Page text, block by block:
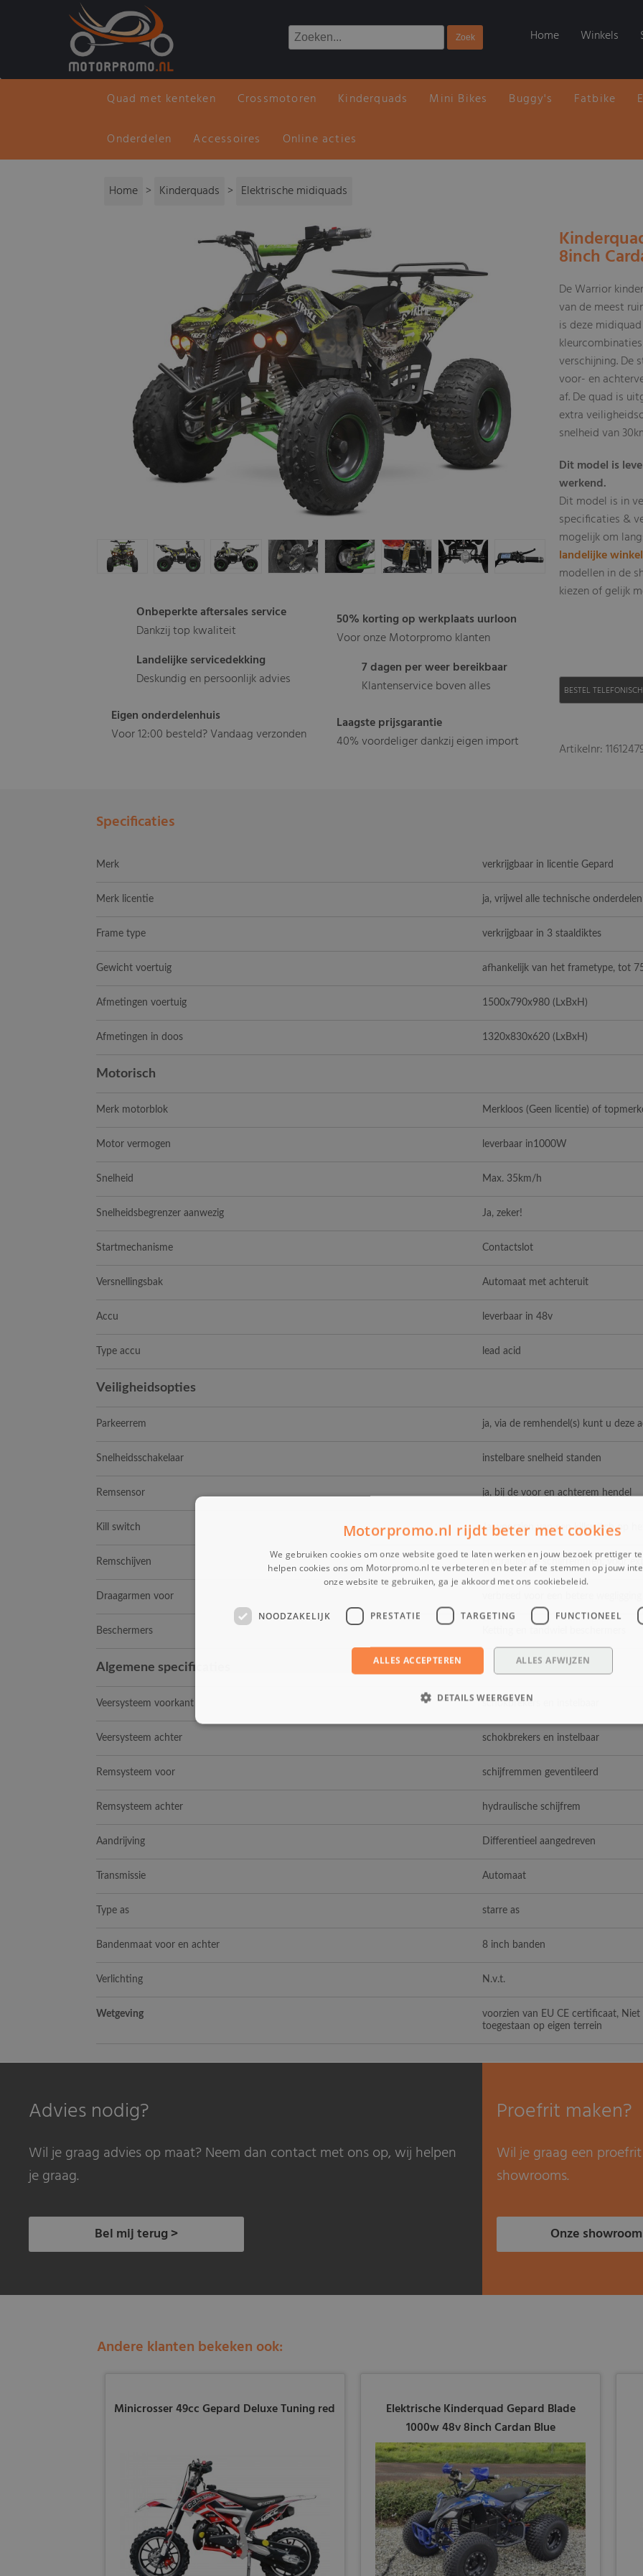
Home Winkels
Quad met kenteken Crossmotoren Kinderquads Mini Bikes Buggy's Fatbike
Onderdelen Accessoires Online acties
Home > Kinderquads > Elektrische midiquads
Onbeperkte aftersales service
Dankzij top kwaliteit
Landelijke servicedekking
Deskundig en persoonlijk advies
Eigen onderdelenhuis
Voor 12:00 besteld? Vandaag verzonden
50% korting op werkplaats uurloon
Voor onze Motorpromo klanten
7 dagen per weer bereikbaar
Klantenservice boven alles
Laagste prijsgarantie
40% voordeliger dankzij eigen import
8inch
De Warrior
van de meest
is deze
verschijning. De
voor- en
af. De quad is
extra
snelheid van
Dit model is
werkend.
Dit model is in
specificaties &
mogelijk om
landelijke
modellen in de
kiezen of gelijk
BESTEL TELEFONISCH
Artikelnr:
Specificaties
Merk verkrijgbaar in licentie Gepard
Merk licentie ja, vrijwel alle technische
Frame type verkrijgbaar in 3 staaldiktes
Gewicht voertuig afhankelijk van het frametype, tot
Afmetingen voertuig 1500x790x980 (LxBxH)
Afmetingen in doos 1320x830x620 (LxBxH)
Motorisch
Merk motorblok Merkloos (Geen licentie) of
Motor vermogen leverbaar in1000W
Snelheid Max. 35km/h
Snelheidsbegrenzer aanwezig Ja, zeker!
Startmechanisme Contactslot
Versnellingsbak Automaat met achteruit
Accu leverbaar in 48v
Type accu lead acid
Veiligheidsopties
Parkeerrem ja, via de remhendel(s) kunt u deze
Snelheidsschakelaar instelbare snelheid standen
Remsensor ja, bij de voor en achterem hendel
Kill switch Ja, voorzien van een killswitch op
Remschijven Hydraulische schijfremmen, voor
Draagarmen voor verbreed voor een betere
Beschermers
Algemene specificaties
Veersysteem voorkant schokbrekers en instelbaar
Veersysteem achter schokbrekers en instelbaar
Remsysteem voor schijfremmen geventileerd
Remsysteem achter hydraulische schijfrem
Aandrijving Differentieel aangedreven
Transmissie Automaat
Type as starre as
Bandenmaat voor en achter 8 inch banden
Verlichting N.v.t.
Wetgeving
voorzien van EU CE certificaat,
toegestaan op eigen terrein
Advies nodig?
Wil je graag advies op maat? Neem dan contact met ons op, wij helpen
je graag.
Bel mij terug >
Proefrit maken?
Wil je graag een
showrooms.
Onze
Andere klanten bekeken ook:
Minicrosser 49cc Gepard Deluxe Tuning red
Elektrische Kinderquad Gepard Blade
1000w 48v 8inch Cardan Blue
Motorpromo.nl rijdt beter met cookies
We gebruiken cookies om onze website goed te laten werken en jouw bezoek prettiger
helpen cookies ons om Motorpromo.nl te verbeteren en beter af te stemmen op jouw
onze website te gebruiken, ga je akkoord met ons cookiebeleid.
NOODZAKELIJK PRESTATIE TARGETING FUNCTIONEEL
ALLES ACCEPTEREN ALLES AFWIJZEN
DETAILS WEERGEVEN